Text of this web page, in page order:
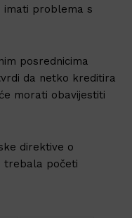
imati problema s
posrednicima
da netko kreditira
morati obavijestiti
direktive o
trebala početi